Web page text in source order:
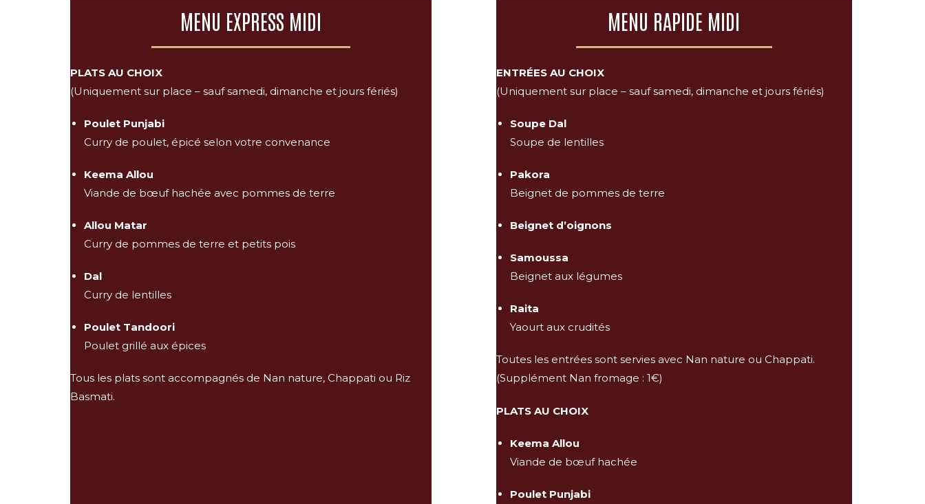
MENU EXPRESS MIDI
PLATS AU CHOIX
(Uniquement sur place – sauf samedi, dimanche et jours fériés)
Poulet Punjabi
Curry de poulet, épicé selon votre convenance
Keema Allou
Viande de bœuf hachée avec pommes de terre
Allou Matar
Curry de pommes de terre et petits pois
Dal
Curry de lentilles
Poulet Tandoori
Poulet grillé aux épices
Tous les plats sont accompagnés de Nan nature, Chappati ou Riz
Basmati.
MENU RAPIDE MIDI
ENTRÉES AU CHOIX
(Uniquement sur place – sauf samedi, dimanche et jours fériés)
Soupe Dal
Soupe de lentilles
Pakora
Beignet de pommes de terre
Beignet d’oignons
Samoussa
Beignet aux légumes
Raita
Yaourt aux crudités
Toutes les entrées sont servies avec Nan nature ou Chappati.
(Supplément Nan fromage : 1€)
PLATS AU CHOIX
Keema Allou
Viande de bœuf hachée
Poulet Punjabi